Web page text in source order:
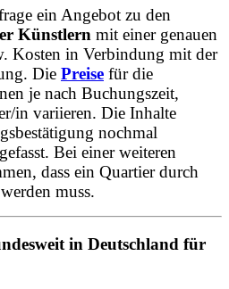
ein Angebot zu den
Künstlern mit einer genauen
Kosten in Verbindung mit der
Die Preise für die
je nach Buchungszeit,
in variieren. Die Inhalte
nochmal
Bei einer weiteren
dass ein Quartier durch
muss.
in Deutschland für